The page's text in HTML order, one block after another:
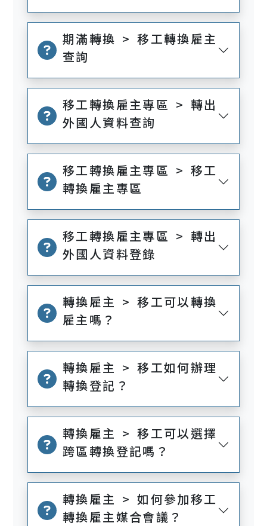
期滿轉換 > 移工轉換雇主
查詢
移工轉換雇主專區 > 轉出
外國人資料查詢
移工轉換雇主專區 > 移工
轉換雇主專區
移工轉換雇主專區 > 轉出
外國人資料登錄
轉換雇主 > 移工可以轉換
雇主嗎？
轉換雇主 > 移工如何辦理
轉換登記？
轉換雇主 > 移工可以選擇
跨區轉換登記嗎？
轉換雇主 > 如何參加移工
轉換雇主媒合會議？